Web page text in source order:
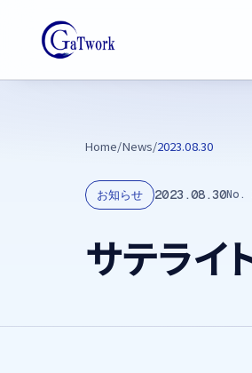
Home/News/2023.08.30
お知らせ 2023.08.30No.
サテライ